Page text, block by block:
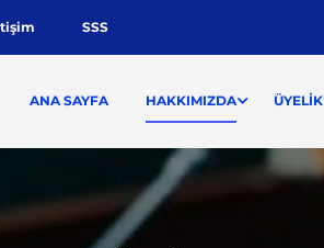
SSS
ANA SAYFA HAKKIMIZDA ÜYELIK